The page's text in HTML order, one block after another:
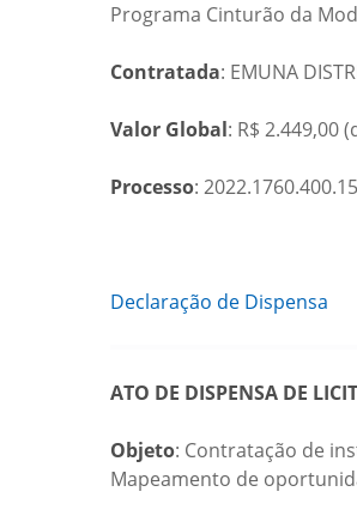
Programa Cinturão da
Contratada: EMUNA
Valor Global: R$ 2.449,00
Processo:
Declaração de Dispensa
ATO DE DISPENSA DE
Objeto: Contratação de
Mapeamento de